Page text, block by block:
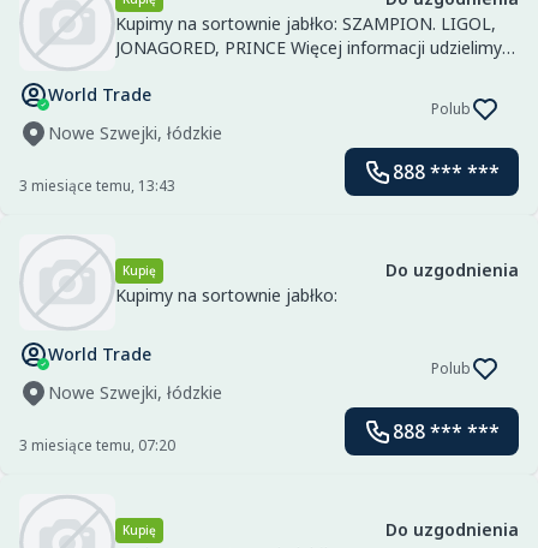
Kupimy na sortownie jabłko: SZAMPION. LIGOL,
JONAGORED, PRINCE Więcej informacji udzielimy
World Trade
Nowe Szwejki, łódzkie
Polub
3 miesiące temu, 13:43
888 *** ***
Kupię
Do uzgodnienia
Kupimy na sortownie jabłko:
World Trade
Nowe Szwejki, łódzkie
Polub
3 miesiące temu, 07:20
888 *** ***
Kupię
Do uzgodnienia